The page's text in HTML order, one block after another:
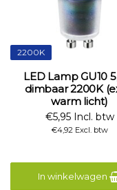
LED Lamp GU10 5,5W
dimbaar 2200K (extra
warm licht)
€5,95 Incl. btw
€4,92 Excl. btw
In winkelwagen